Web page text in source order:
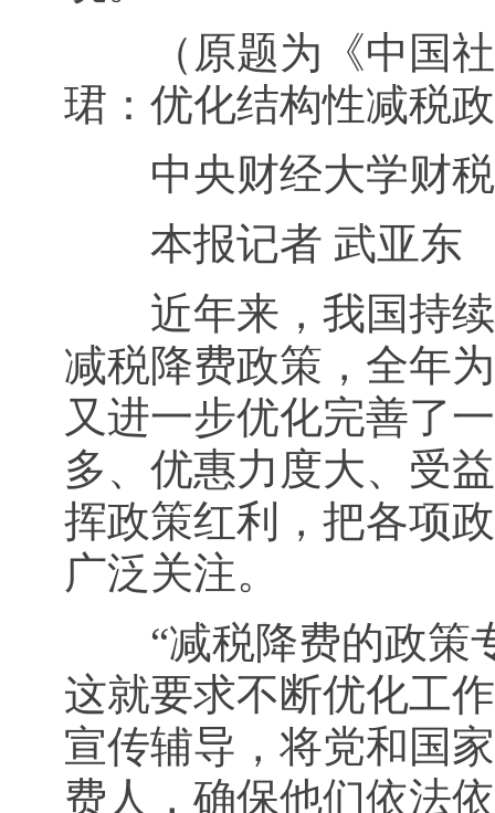
（原题为《中国社
珺：优化结构性减税
中央财经大学财税
本报记者 武亚东
近年来，我国持续
减税降费政策，全年
又进一步优化完善了
多、优惠力度大、受
挥政策红利，把各项
广泛关注。
“减税降费的政策专
这就要求不断优化工
宣传辅导，将党和国
费人，确保他们依法